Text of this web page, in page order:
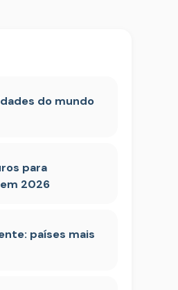
do mundo
para
2026
países mais